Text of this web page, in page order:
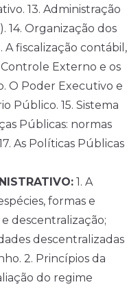
13. Administração
14. Organização dos
A fiscalização contábil,
Externo e os
O Poder Executivo e
Público. 15. Sistema
Públicas: normas
As Políticas Públicas
1. A
formas e
descentralização;
descentralizadas
2. Princípios da
do regime